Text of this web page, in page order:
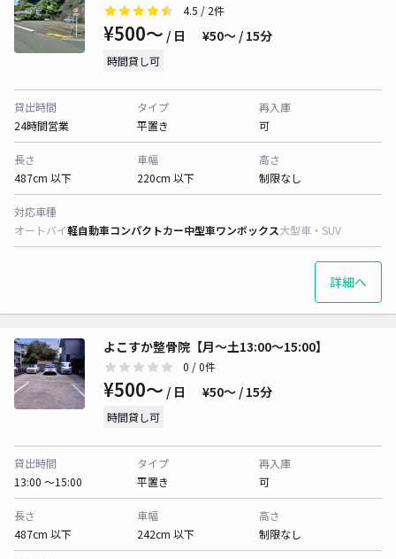
4.5 / 2件
¥500〜 / 日 ¥50〜 / 15分
時間貸し可
貸出時間
24時間営業
タイプ
平置き
再入庫
可
長さ
487cm 以下
車幅
220cm 以下
高さ
制限なし
対応車種
オートバイ軽自動車コンパクトカー中型車ワンボックス大型車・SUV
詳細へ
よこすか整骨院【月～土13:00～15:00】
0 / 0件
¥500〜 / 日 ¥50〜 / 15分
時間貸し可
貸出時間
13:00 〜15:00
タイプ
平置き
再入庫
可
長さ
487cm 以下
車幅
242cm 以下
高さ
制限なし